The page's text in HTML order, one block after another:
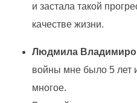
и застала такой
качестве жизни.
Людмила
войны мне было 5 лет
многое.